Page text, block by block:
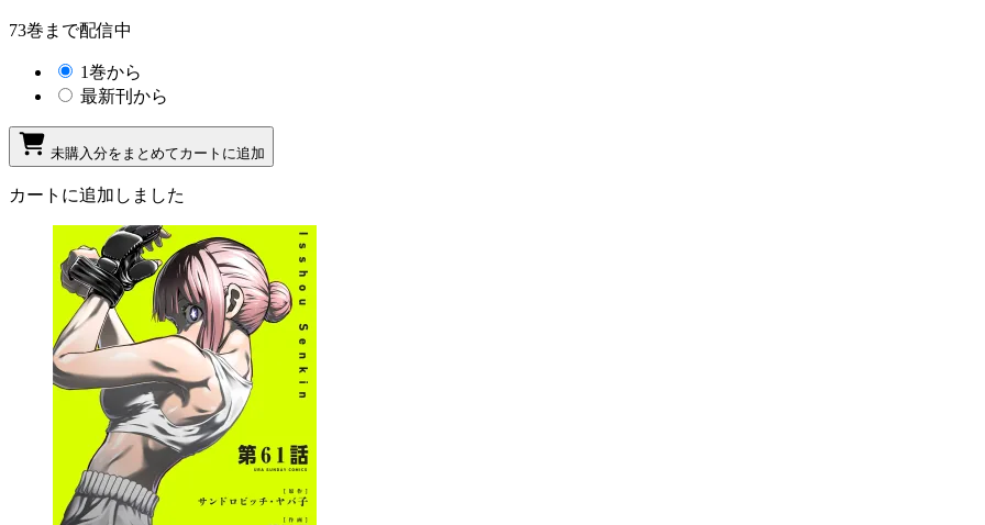
73巻まで配信中
1巻から
最新刊から
未購入分をまとめてカートに追加
カートに追加しました